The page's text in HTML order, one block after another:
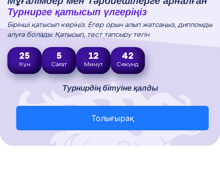
Турнирге қатысып үлгеріңіз
Бірінші қатысып көріңіз. Егер орын алып жатсаңыз, дипломды
алуға болады. Қатысып, тест тапсыру тегін
25
Күн
5
Сағат
12
Минут
41
Секунд
Турнирдің бітуіне қалды
Толығырақ